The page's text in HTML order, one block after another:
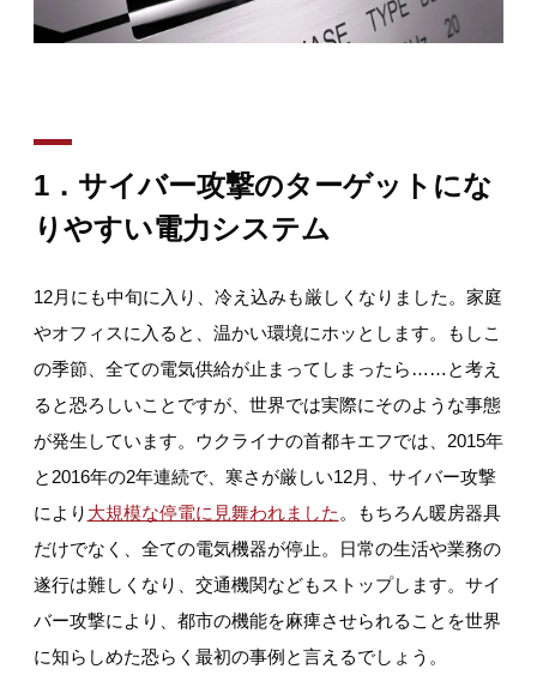
1．サイバー攻撃のターゲットにな
りやすい電力システム
12月にも中旬に入り、冷え込みも厳しくなりました。家庭
やオフィスに入ると、温かい環境にホッとします。もしこ
の季節、全ての電気供給が止まってしまったら……と考え
ると恐ろしいことですが、世界では実際にそのような事態
が発生しています。ウクライナの首都キエフでは、2015年
と2016年の2年連続で、寒さが厳しい12月、サイバー攻撃
により 大規模な停電に見舞われました 。もちろん暖房器具
だけでなく、全ての電気機器が停止。日常の生活や業務の
遂行は難しくなり、交通機関などもストップします。サイ
バー攻撃により、都市の機能を麻痺させられることを世界
に知らしめた恐らく最初の事例と言えるでしょう。